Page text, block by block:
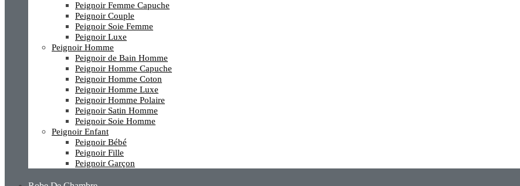
Peignoir Femme Capuche
Peignoir Couple
Peignoir Soie Femme
Peignoir Luxe
Peignoir Homme
Peignoir de Bain Homme
Peignoir Homme Capuche
Peignoir Homme Coton
Peignoir Homme Luxe
Peignoir Homme Polaire
Peignoir Satin Homme
Peignoir Soie Homme
Peignoir Enfant
Peignoir Bébé
Peignoir Fille
Peignoir Garçon